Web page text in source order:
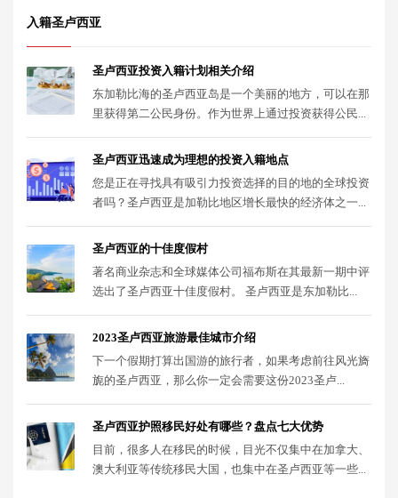
入籍圣卢西亚
圣卢西亚投资入籍计划相关介绍
东加勒比海的圣卢西亚岛是一个美丽的地方，可以在那
里获得第二公民身份。作为世界上通过投资获得公民...
圣卢西亚迅速成为理想的投资入籍地点
您是正在寻找具有吸引力投资选择的目的地的全球投资
者吗？圣卢西亚是加勒比地区增长最快的经济体之一...
圣卢西亚的十佳度假村
著名商业杂志和全球媒体公司福布斯在其最新一期中评
选出了圣卢西亚十佳度假村。 圣卢西亚是东加勒比...
2023圣卢西亚旅游最佳城市介绍
下一个假期打算出国游的旅行者，如果考虑前往风光旖
旎的圣卢西亚，那么你一定会需要这份2023圣卢...
圣卢西亚护照移民好处有哪些？盘点七大优势
目前，很多人在移民的时候，目光不仅集中在加拿大、
澳大利亚等传统移民大国，也集中在圣卢西亚等一些...